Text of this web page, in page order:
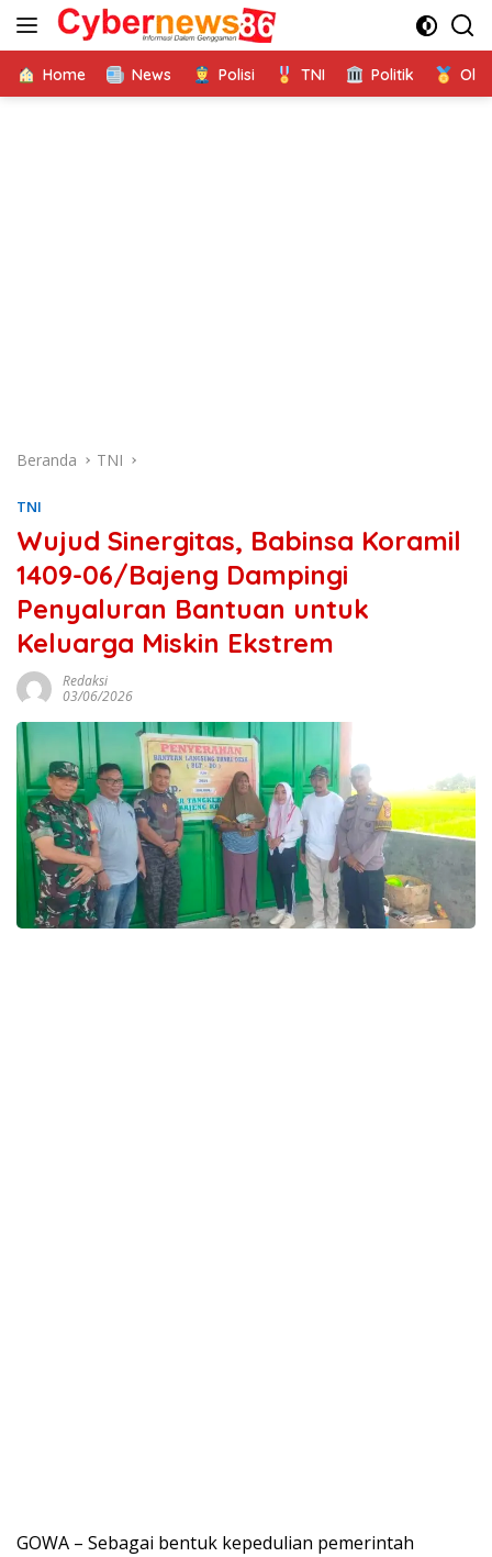
Langsung
Home News Polisi TNI Politik
Beranda TNI
TNI
Wujud Sinergitas, Babinsa Koramil
1409-06/Bajeng Dampingi
Penyaluran Bantuan untuk
Keluarga Miskin Ekstrem
Redaksi
03/06/2026
GOWA – Sebagai bentuk kepedulian pemerintah